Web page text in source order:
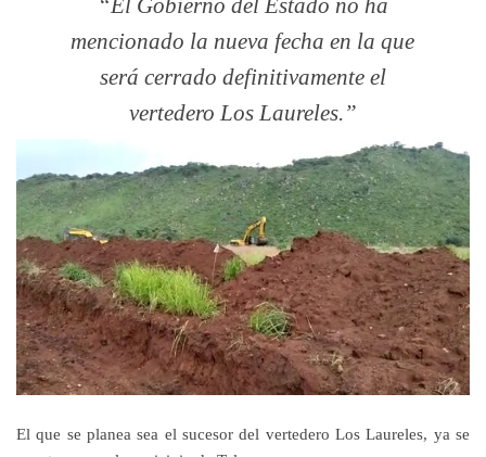
mencionado la nueva fecha en la que
será cerrado definitivamente el
vertedero Los Laureles.
El que se planea sea el sucesor del vertedero Los Laureles, ya se